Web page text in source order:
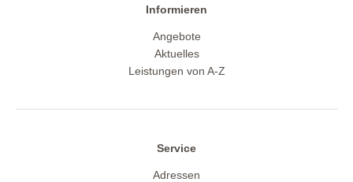
Informieren
Angebote
Aktuelles
Leistungen von A-Z
Service
Adressen